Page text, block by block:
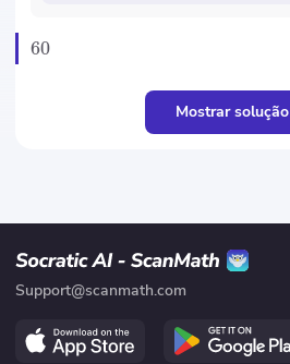
60
Mostrar solução
Support@scanmath.com